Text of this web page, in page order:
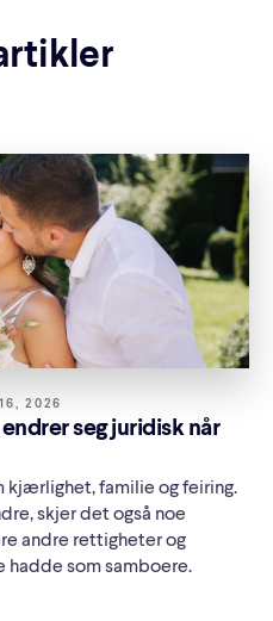
2026
seg juridisk når
kjærlighet, familie og feiring.
skjer det også noe
andre rettigheter og
hadde som samboere.